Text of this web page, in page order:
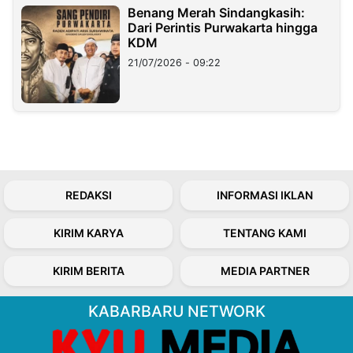
Benang Merah Sindangkasih:
Dari Perintis Purwakarta hingga
KDM
21/07/2026 - 09:22
REDAKSI INFORMASI IKLAN
KIRIM KARYA TENTANG KAMI
KIRIM BERITA MEDIA PARTNER
KABARBARU NETWORK